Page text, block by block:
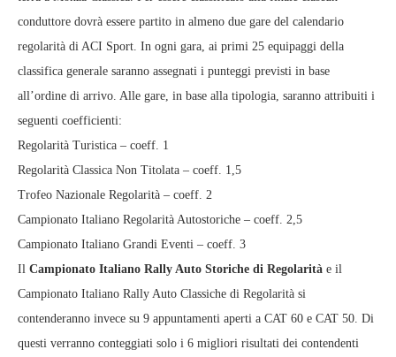
conduttore dovrà essere partito in almeno due gare del calendario
regolarità di ACI Sport. In ogni gara, ai primi 25 equipaggi della
classifica generale saranno assegnati i punteggi previsti in base
all’ordine di arrivo. Alle gare, in base alla tipologia, saranno attribuiti i
seguenti coefficienti:
Regolarità Turistica – coeff. 1
Regolarità Classica Non Titolata – coeff. 1,5
Trofeo Nazionale Regolarità – coeff. 2
Campionato Italiano Regolarità Autostoriche – coeff. 2,5
Campionato Italiano Grandi Eventi – coeff. 3
Il Campionato Italiano Rally Auto Storiche di Regolarità e il
Campionato Italiano Rally Auto Classiche di Regolarità si
contenderanno invece su 9 appuntamenti aperti a CAT 60 e CAT 50. Di
questi verranno conteggiati solo i 6 migliori risultati dei contendenti